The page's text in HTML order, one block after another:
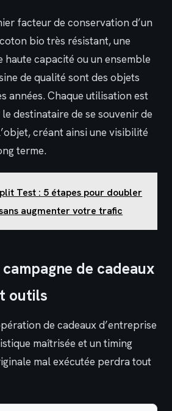
facteur de conservation d’un
bio très résistant, une
haute capacité ou un ensemble
de qualité sont des objets
années. Chaque utilisation est
destinataire de se souvenir de
créant ainsi une visibilité
terme.
Test : 5 étapes pour doubler
augmenter votre trafic
de cadeaux
outils
de cadeaux d’entreprise
maîtrisée et un timing
mal exécutée perdra tout